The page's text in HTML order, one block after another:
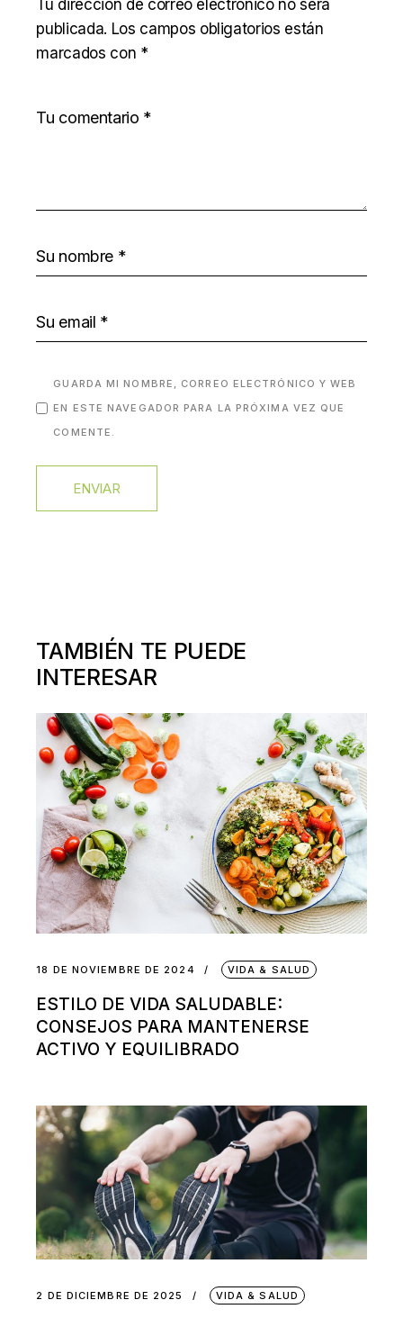
Tu dirección de correo electrónico no será
publicada. Los campos obligatorios están
marcados con *
GUARDA MI NOMBRE, CORREO ELECTRÓNICO Y WEB
EN ESTE NAVEGADOR PARA LA PRÓXIMA VEZ QUE
COMENTE.
ENVIAR
TAMBIÉN TE PUEDE
INTERESAR
18 DE NOVIEMBRE DE 2024 VIDA & SALUD
ESTILO DE VIDA SALUDABLE:
CONSEJOS PARA MANTENERSE
ACTIVO Y EQUILIBRADO
2 DE DICIEMBRE DE 2025 VIDA & SALUD